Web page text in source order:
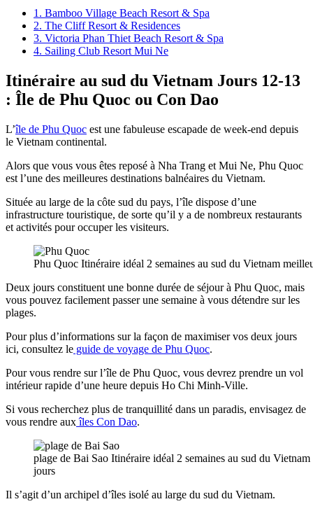
1. Bamboo Village Beach Resort & Spa
2. The Cliff Resort & Residences
3. Victoria Phan Thiet Beach Resort & Spa
4. Sailing Club Resort Mui Ne
Itinéraire au sud du Vietnam Jours 12-13
: Île de Phu Quoc ou Con Dao
L’île de Phu Quoc est une fabuleuse escapade de week-end depuis
le Vietnam continental.
Alors que vous vous êtes reposé à Nha Trang et Mui Ne, Phu Quoc
est l’une des meilleures destinations balnéaires du Vietnam.
Située au large de la côte sud du pays, l’île dispose d’une
infrastructure touristique, de sorte qu’il y a de nombreux restaurants
et activités pour occuper les visiteurs.
Phu Quoc Itinéraire idéal 2 semaines au sud du Vietnam
Deux jours constituent une bonne durée de séjour à Phu Quoc, mais
vous pouvez facilement passer une semaine à vous détendre sur les
plages.
Pour plus d’informations sur la façon de maximiser vos deux jours
ici, consultez le guide de voyage de Phu Quoc.
Pour vous rendre sur l’île de Phu Quoc, vous devrez prendre un vol
intérieur rapide d’une heure depuis Ho Chi Minh-Ville.
Si vous recherchez plus de tranquillité dans un paradis, envisagez de
vous rendre auxîles Con Dao.
plage de Bai Sao Itinéraire idéal 2 semaines au sud du
jours
Il s’agit d’un archipel d’îles isolé au large du sud du Vietnam.